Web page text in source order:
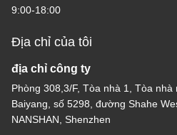
9:00-18:00
Địa chỉ của tôi
địa chỉ công ty
Phòng 308,3/F, Tòa nhà 1, Tòa
Baiyang, số 5298, đường Shahe
NANSHAN, Shenzhen